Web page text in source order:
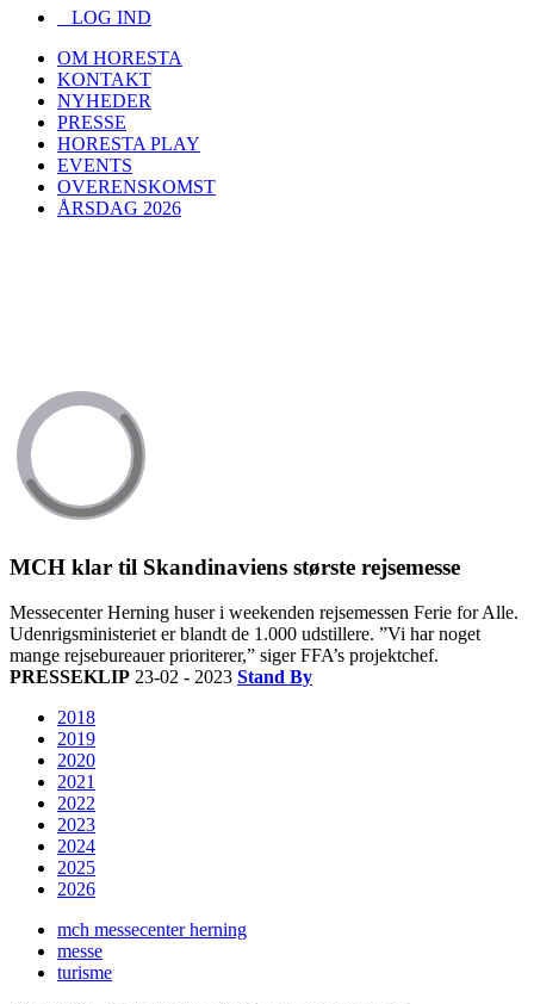
LOG IND
OM HORESTA
KONTAKT
NYHEDER
PRESSE
HORESTA PLAY
EVENTS
OVERENSKOMST
ÅRSDAG 2026
MCH klar til Skandinaviens største rejsemesse
Messecenter Herning huser i weekenden rejsemessen Ferie for Alle.
Udenrigsministeriet er blandt de 1.000 udstillere. ”Vi har noget
mange rejsebureauer prioriterer,” siger FFA’s projektchef.
PRESSEKLIP 23-02 - 2023 Stand By
2018
2019
2020
2021
2022
2023
2024
2025
2026
mch messecenter herning
messe
turisme